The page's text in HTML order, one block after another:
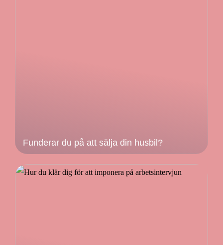
Funderar du på att sälja din husbil?